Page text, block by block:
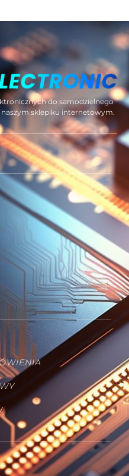
do samodzielnego
sklepiku internetowym.